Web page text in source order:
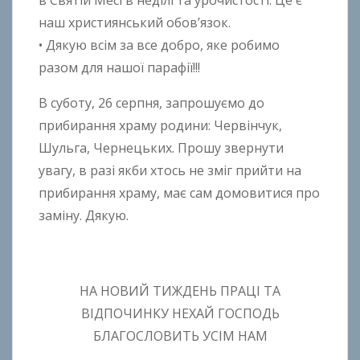
наш християнський обов’язок.
• Дякую всім за все добро, яке робимо
разом для нашої парафії!!!
В суботу, 26 серпня, запрошуємо до
прибирання храму родини: Червінчук,
Шульга, Чернецьких. Прошу звернути
увагу, в разі якби хтось не зміг прийти на
прибирання храму, має сам домовитися про
заміну. Дякую.
НА НОВИЙ ТИЖДЕНЬ ПРАЦІ ТА
ВІДПОЧИНКУ НЕХАЙ ГОСПОДЬ
БЛАГОСЛОВИТЬ УСІМ НАМ